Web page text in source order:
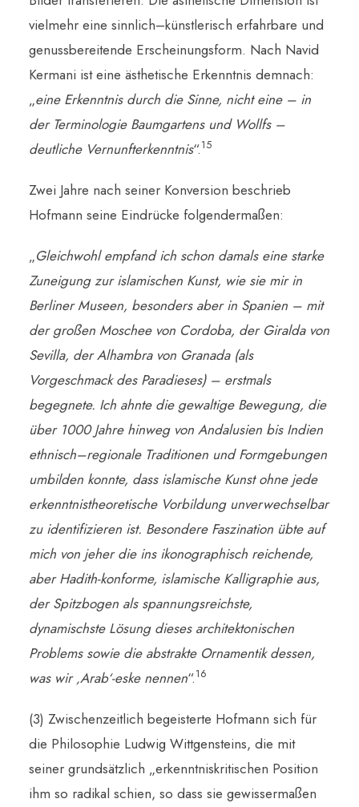
vielmehr eine sinnlich–künstlerisch erfahrbare und
genussbereitende Erscheinungsform. Nach Navid
Kermani ist eine ästhetische Erkenntnis demnach:
„eine Erkenntnis durch die Sinne, nicht eine – in
der Terminologie Baumgartens und Wollfs –
deutliche Vernunfterkenntnis“.15
Zwei Jahre nach seiner Konversion beschrieb
Hofmann seine Eindrücke folgendermaßen:
„Gleichwohl empfand ich schon damals eine starke
Zuneigung zur islamischen Kunst, wie sie mir in
Berliner Museen, besonders aber in Spanien – mit
der großen Moschee von Cordoba, der Giralda von
Sevilla, der Alhambra von Granada (als
Vorgeschmack des Paradieses) – erstmals
begegnete. Ich ahnte die gewaltige Bewegung, die
über 1000 Jahre hinweg von Andalusien bis Indien
ethnisch–regionale Traditionen und Formgebungen
umbilden konnte, dass islamische Kunst ohne jede
erkenntnistheoretische Vorbildung unverwechselbar
zu identifizieren ist. Besondere Faszination übte auf
mich von jeher die ins ikonographisch reichende,
aber Hadith-konforme, islamische Kalligraphie aus,
der Spitzbogen als spannungsreichste,
dynamischste Lösung dieses architektonischen
Problems sowie die abstrakte Ornamentik dessen,
was wir ‚Arab‘-eske nennen“.16
(3) Zwischenzeitlich begeisterte Hofmann sich für
die Philosophie Ludwig Wittgensteins, die mit
seiner grundsätzlich „erkenntniskritischen Position
ihm so radikal schien, so dass sie gewissermaßen